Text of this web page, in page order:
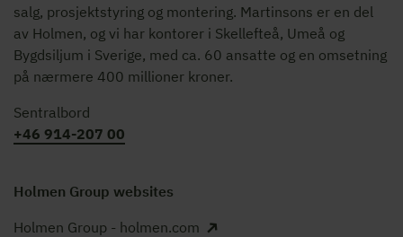
salg, prosjektstyring og montering. Martinsons er en del
av Holmen, og vi har kontorer i Skellefteå, Umeå og
Bygdsiljum i Sverige, med ca. 60 ansatte og en omsetning
på nærmere 400 millioner kroner.
Sentralbord
+46 914-207 00
Holmen Group websites
Holmen Group - holmen.com